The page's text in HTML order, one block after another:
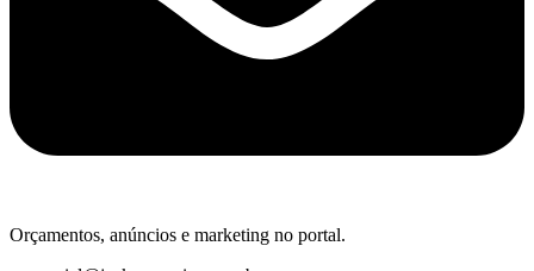
Orçamentos, anúncios e marketing no portal.